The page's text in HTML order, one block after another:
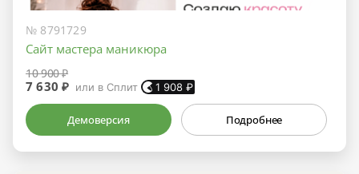
№ 8791729
Сайт мастера маникюра
10 900 ₽
7 630 ₽ или в Сплит 1 908 ₽
Демоверсия Подробнее